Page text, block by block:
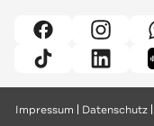
Impressum Datenschutz